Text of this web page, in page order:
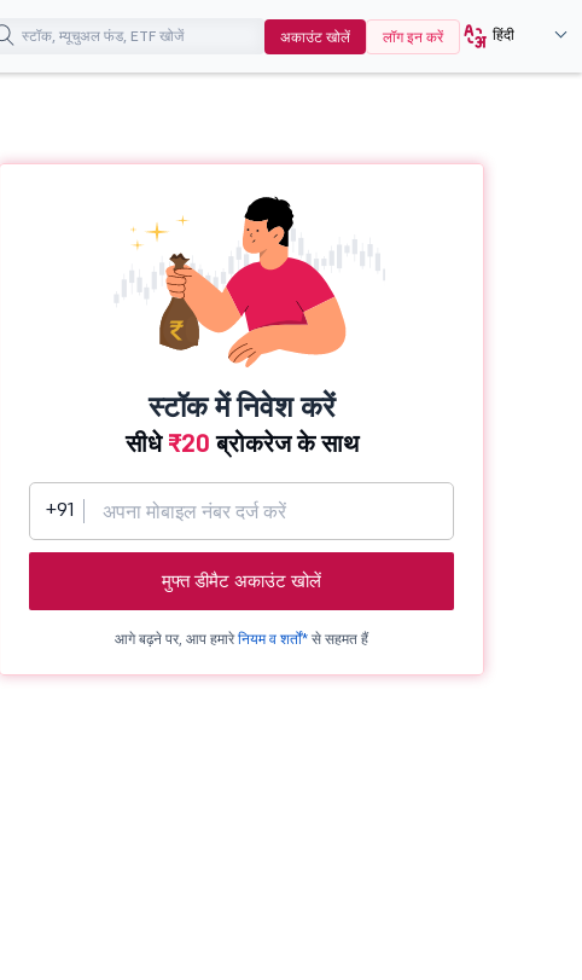
अकाउंट खोलें लॉग इन करें हिंदी
स्टॉक में निवेश करें
सीधे₹20ब्रोकरेज के साथ
+91
मुफ्त डीमैट अकाउंट खोलें
आगे बढ़ने पर, आप हमारेनियम व शर्तों* से सहमत हैं